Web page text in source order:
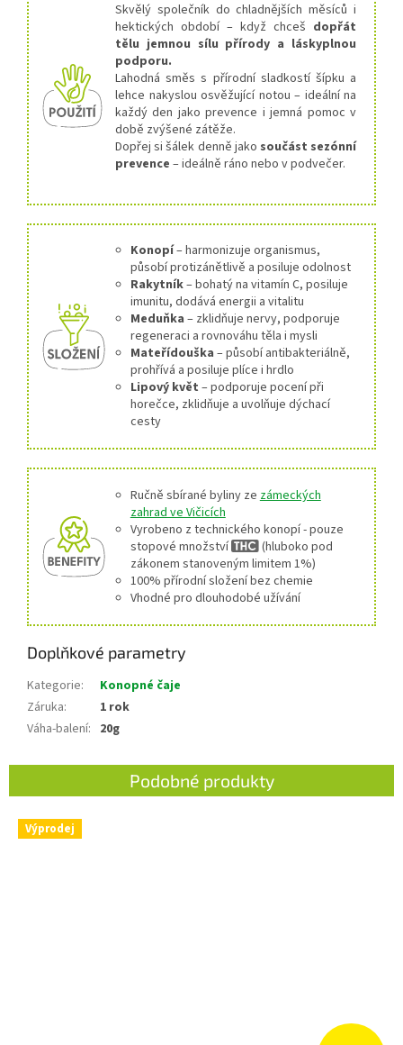
Skvělý společník do chladnějších měsíců i
hektických období – když chceš dopřát
tělu jemnou sílu přírody a láskyplnou
podporu.
Lahodná směs s přírodní sladkostí šípku a
lehce nakyslou osvěžující notou – ideální na
každý den jako prevence i jemná pomoc v
době zvýšené zátěže.
Dopřej si šálek denně jako součást sezónní
prevence – ideálně ráno nebo v podvečer.
Konopí– harmonizuje organismus,
působí protizánětlivě a posiluje odolnost
Rakytník– bohatý na vitamín C, posiluje
imunitu, dodává energii a vitalitu
Meduňka – zklidňuje nervy, podporuje
regeneraci a rovnováhu těla i mysli
Mateřídouška – působí antibakteriálně,
prohřívá a posiluje plíce i hrdlo
Lipový květ – podporuje pocení při
horečce, zklidňuje a uvolňuje dýchací
cesty
Ručně sbírané byliny ze zámeckých
zahrad ve Vičicích
Vyrobeno z technického konopí - pouze
stopové množství
(hluboko pod
zákonem stanoveným limitem 1%)
100% přírodní složení bez chemie
Vhodné pro dlouhodobé užívání
Doplňkové parametry
Kategorie:
Konopné čaje
Záruka:
1 rok
Váha-balení: 20g
Výprodej